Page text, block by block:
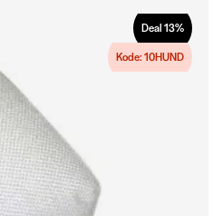
Deal 13%
Kode: 10HUND